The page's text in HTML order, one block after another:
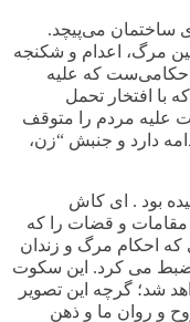
ساختمان می‌پیچد.
مرگ، اعدام و شکنجه
احکامی‌ست که علیه
با افتخار تحمل
علیه مردم را متوقف
دارد و جنبش “زن،
بود . ای کاش
و قضات را که
که احکام مرگ و زندان
ضبط می کرد. این سکوت
شد؛ گرچه این تصویر
و روان ما و ذهن